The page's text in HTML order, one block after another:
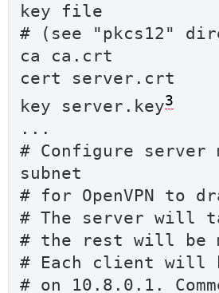
key file
# (see "pkcs12"
ca ca.crt
cert server.crt
key server.key3
...
# Configure server
subnet
# for OpenVPN to
# The server will
# the rest will be
# Each client will
# on 10.8.0.1.